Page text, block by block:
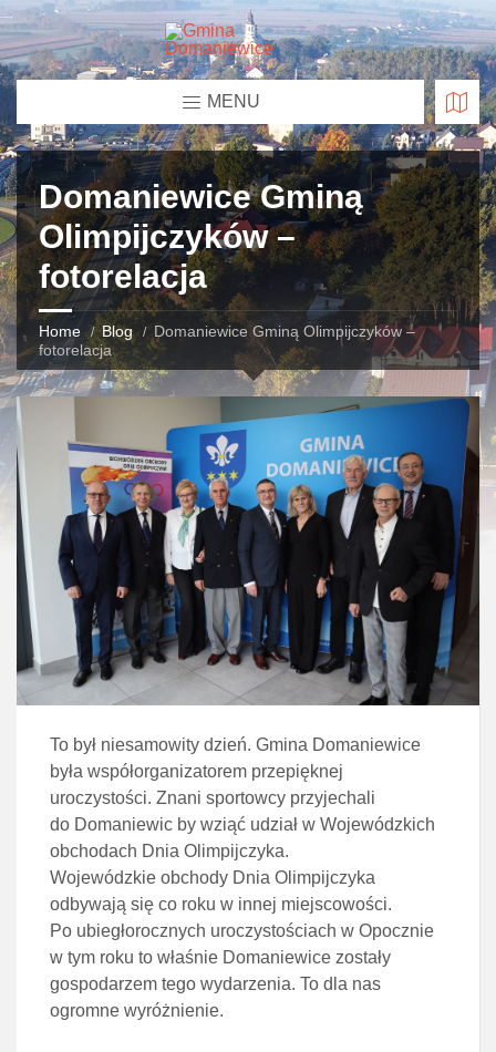
MENU
Domaniewice Gminą
Olimpijczyków –
fotorelacja
Home Blog
Domaniewice Gminą Olimpijczyków –
fotorelacja
To był niesamowity dzień. Gmina Domaniewice
była współorganizatorem przepięknej
uroczystości. Znani sportowcy przyjechali
do Domaniewic by wziąć udział w Wojewódzkich
obchodach Dnia Olimpijczyka.
Wojewódzkie obchody Dnia Olimpijczyka
odbywają się co roku w innej miejscowości.
Po ubiegłorocznych uroczystościach w Opocznie
w tym roku to właśnie Domaniewice zostały
gospodarzem tego wydarzenia. To dla nas
ogromne wyróżnienie.